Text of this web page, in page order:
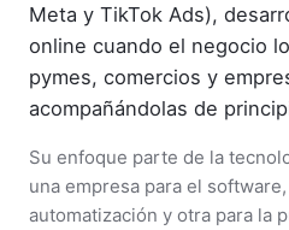
Meta y TikTok Ads),
online cuando el negocio
pymes, comercios y
acompañándolas de
Su enfoque parte de la
una empresa para el
automatización y otra para la